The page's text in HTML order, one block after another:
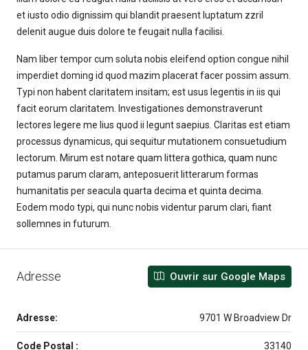
et iusto odio dignissim qui blandit praesent luptatum zzril
delenit augue duis dolore te feugait nulla facilisi.
Nam liber tempor cum soluta nobis eleifend option congue nihil
imperdiet doming id quod mazim placerat facer possim assum.
Typi non habent claritatem insitam; est usus legentis in iis qui
facit eorum claritatem. Investigationes demonstraverunt
lectores legere me lius quod ii legunt saepius. Claritas est etiam
processus dynamicus, qui sequitur mutationem consuetudium
lectorum. Mirum est notare quam littera gothica, quam nunc
putamus parum claram, anteposuerit litterarum formas
humanitatis per seacula quarta decima et quinta decima.
Eodem modo typi, qui nunc nobis videntur parum clari, fiant
sollemnes in futurum.
Adresse Ouvrir sur Google Maps
Adresse: 9701 W Broadview Dr
Code Postal : 33140